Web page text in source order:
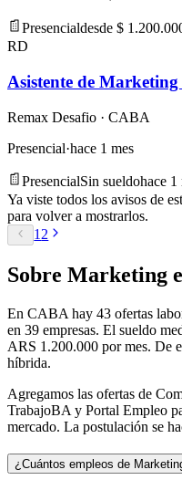
Presencialdesde $
RD
Asistente de
Remax Desafio · CABA
Presencial·hace 1 mes
PresencialSin sueldohace 1
Ya viste todos los avisos de
para volver a mostrarlos.
12
Sobre Marketing
En CABA hay 43 ofertas
en 39 empresas. El sueldo
ARS 1.200.000 por mes. De
híbrida.
Agregamos las ofertas de
TrabajoBA y Portal Empleo
mercado. La postulación se
¿Cuántos empleos de